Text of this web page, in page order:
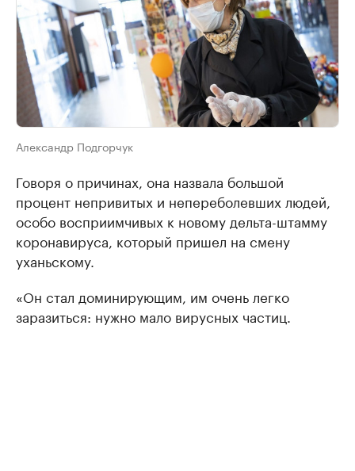
Александр Подгорчук
Говоря о причинах, она назвала большой
процент непривитых и непереболевших людей,
особо восприимчивых к новому дельта-штамму
коронавируса, который пришел на смену
уханьскому.
«Он стал доминирующим, им очень легко
заразиться: нужно мало вирусных частиц.